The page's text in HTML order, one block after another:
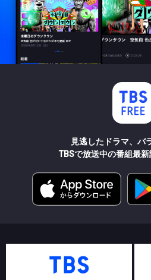
見逃したドラマ、バ
TBSで放送中の番組最